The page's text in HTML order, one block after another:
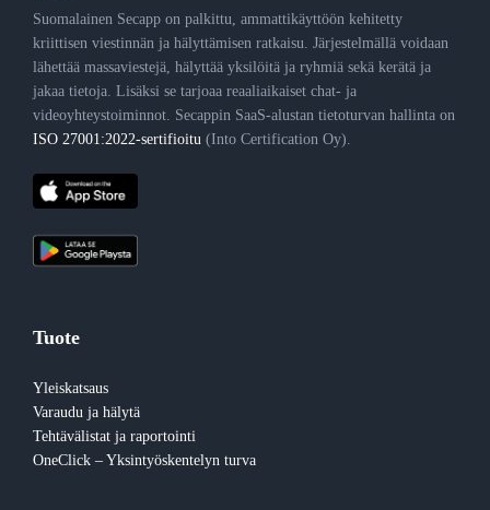
Suomalainen Secapp on palkittu, ammattikäyttöön kehitetty
kriittisen viestinnän ja hälyttämisen ratkaisu. Järjestelmällä voidaan
lähettää massaviestejä, hälyttää yksilöitä ja ryhmiä sekä kerätä ja
jakaa tietoja. Lisäksi se tarjoaa reaaliaikaiset chat- ja
videoyhteystoiminnot. Secappin SaaS-alustan tietoturvan hallinta on
ISO 27001:2022-sertifioitu(Into Certification Oy).
Tuote
Yleiskatsaus
Varaudu ja hälytä
Tehtävälistat ja raportointi
OneClick – Yksintyöskentelyn turva